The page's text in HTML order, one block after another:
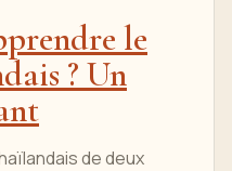
le
? Un
de deux